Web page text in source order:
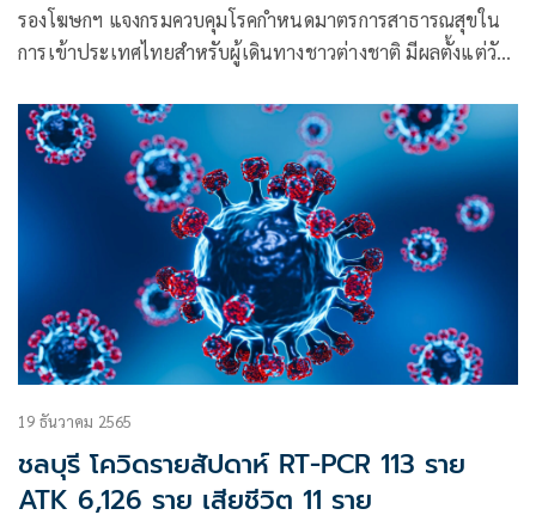
รองโฆษกฯ แจงกรมควบคุมโรคกำหนดมาตรการสาธารณสุขใน
การเข้าประเทศไทยสำหรับผู้เดินทางชาวต่างชาติ มีผลตั้งแต่วัน
19 ธันวาคม 2565
ชลบุรี โควิดรายสัปดาห์ RT-PCR 113 ราย
ATK 6,126 ราย เสียชีวิต 11 ราย